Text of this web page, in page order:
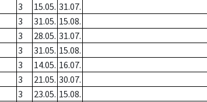
3 15.05. 31.07.
3 31.05. 15.08.
3 28.05. 31.07.
3 31.05. 15.08.
3 14.05. 16.07.
3 21.05. 30.07.
3 23.05. 15.08.